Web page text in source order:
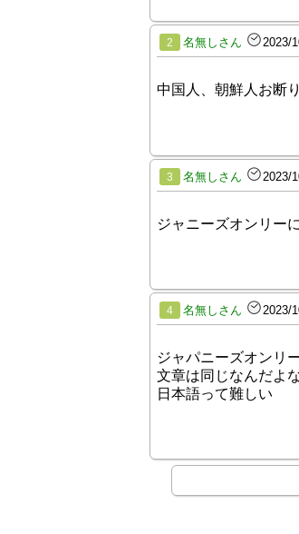
2 名無しさん 2023/
中国人、朝鮮人お断
3 名無しさん 2023/
ジャニーズオンリー
4 名無しさん 2023/
ジャパニーズオンリ
文章は同じなんだよ
日本語って難しい